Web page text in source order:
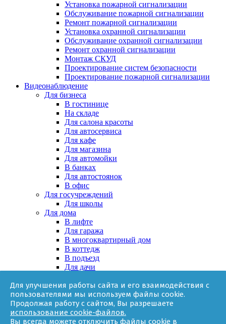
Для улучшения работы сайта и его взаимодействия с
пользователями мы используем файлы cookie.
Продолжая работу с сайтом, Вы разрешаете
использование cookie-файлов.
Вы всегда можете отключить файлы cookie в
Установка пожарной сигнализации
Обслуживание пожарной сигнализации
Ремонт пожарной сигнализации
Установка охранной сигнализации
Обслуживание охранной сигнализации
Ремонт охранной сигнализации
Монтаж СКУД
Проектирование систем безопасности
Проектирование пожарной сигнализации
Видеонаблюдение
Для бизнеса
В гостинице
На складе
Для салона красоты
Для автосервиса
Для кафе
Для магазина
Для автомойки
В банках
Для автостоянок
В офис
Для госучреждений
Для школы
Для дома
В лифте
Для гаража
В многоквартирный дом
В коттедж
В подъезд
Для дачи
За няней
В квартире
Для ТСЖ
Оборудование
Онлайн-калькулятор